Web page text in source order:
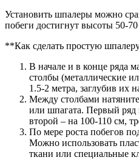
Установить шпалеры можно
побеги достигнут высоты 50-
**Как сделать простую
В начале и в конце ряда
столбы (металлические
1.5-2 метра, заглубив их
Между столбами
или шпагата. Первый ряд
второй – на 100-110 см,
По мере роста побегов
Можно использовать
ткани или специальные